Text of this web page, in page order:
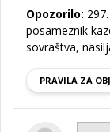
Opozorilo:
posameznik
sovraštva,
PRAVILA ZA